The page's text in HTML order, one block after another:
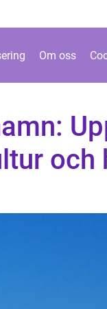
Om oss
och